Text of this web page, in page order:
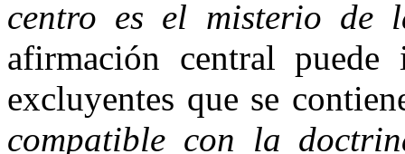
centro es el misterio de
afirmación central
excluyentes que se
compatible con la